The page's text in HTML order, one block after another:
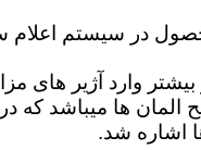
در سیستم اعلام
بیشتر وارد آژیر های
ها میباشد که در
اشاره شد.